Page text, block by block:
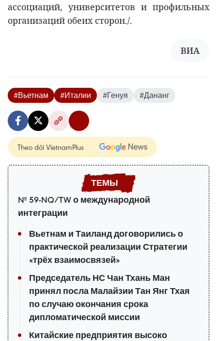
ассоциаций, университетов и профильных
организаций обеих сторон./.
ВИА
#Вьетнам #Италии #Генуя #Дананг
Theo dõi VietnamPlus
№ 59-NQ/TW о международной
интеграции
Вьетнам и Таиланд договорились о
практической реализации Стратегии
«трёх взаимосвязей»
Председатель НС Чан Тхань Ман
принял посла Малайзии Тан Янг Тхая
по случаю окончания срока
дипломатической миссии
Китайские предприятия высоко